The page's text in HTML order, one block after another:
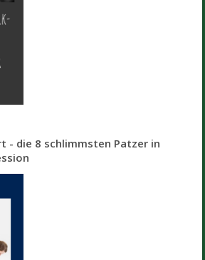
- die 8 schlimmsten Patzer in